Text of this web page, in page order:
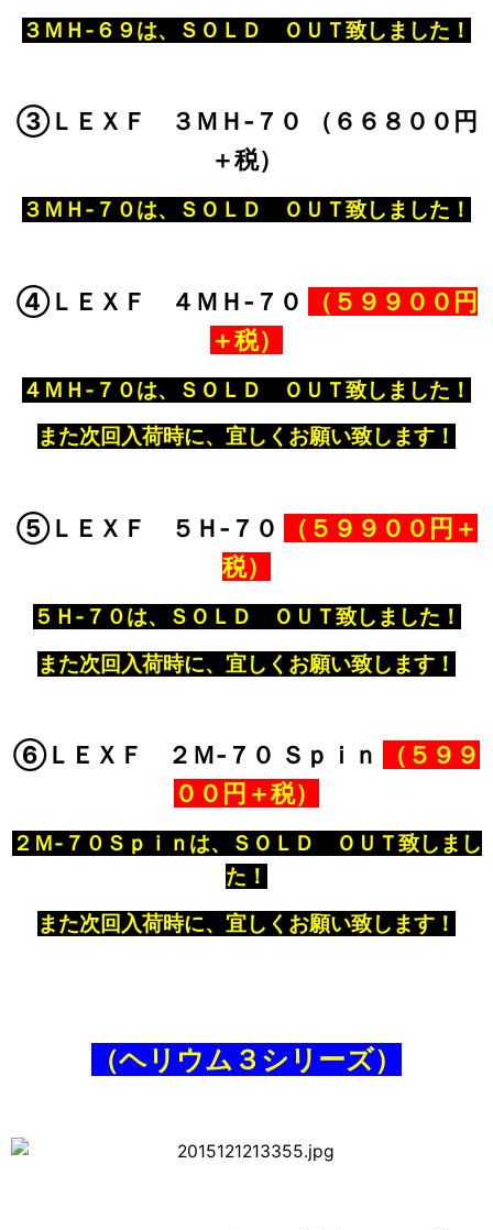
３ＭＨ‐６９は、ＳＯＬＤ ＯＵＴ致しました！
③ＬＥＸＦ ３ＭＨ‐７０ （６６８００円
＋税）
３ＭＨ‐７０は、ＳＯＬＤ ＯＵＴ致しました！
④ＬＥＸＦ ４ＭＨ‐７０
（５９９００円
＋税）
４ＭＨ‐７０は、ＳＯＬＤ ＯＵＴ致しました！
また次回入荷時に、宜しくお願い致します！
⑤ＬＥＸＦ ５Ｈ‐７０
（５９９００円＋
税）
５Ｈ‐７０は、ＳＯＬＤ ＯＵＴ致しました！
また次回入荷時に、宜しくお願い致します！
⑥ＬＥＸＦ ２Ｍ‐７０ Ｓｐｉｎ
（５９９
００円＋税）
２Ｍ‐７０Ｓｐｉｎは、ＳＯＬＤ ＯＵＴ致しまし
た！
また次回入荷時に、宜しくお願い致します！
（ヘリウム３シリーズ）